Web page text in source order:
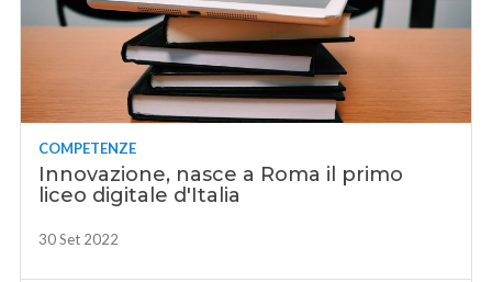
COMPETENZE
Innovazione, nasce a Roma il primo
liceo digitale d'Italia
30 Set 2022